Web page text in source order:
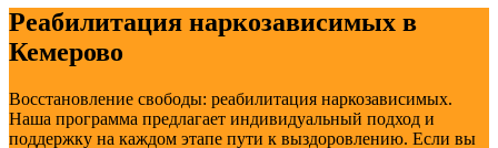
Реабилитация наркозависимых в
Кемерово
Восстановление свободы: реабилитация наркозависимых.
Наша программа предлагает индивидуальный подход и
поддержку на каждом этапе пути к выздоровлению. Если вы